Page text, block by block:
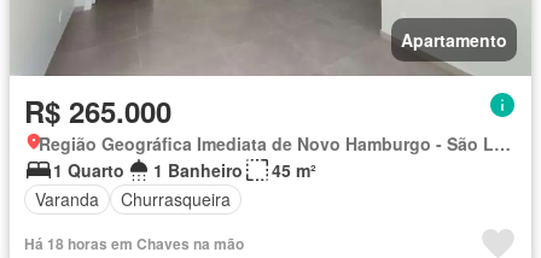
Apartamento
R$ 265.000
Região Geográfica Imediata de Novo Hamburgo - São Leopoldo, Região Metropolitana de Porto Alegre
1 Quarto
1 Banheiro
45 m²
Varanda
Churrasqueira
Há 18 horas em Chaves na mão